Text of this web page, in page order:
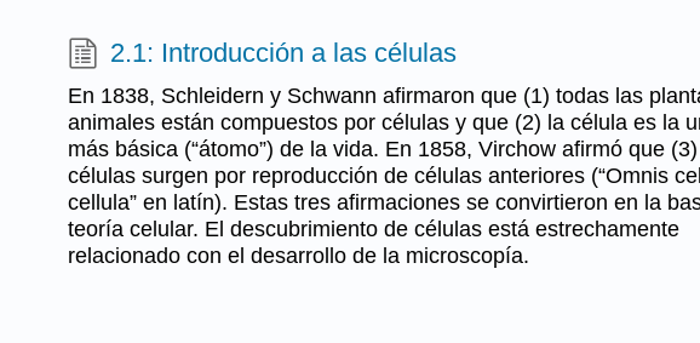
2.1: Introducción a las células
En 1838, Schleidern y Schwann afirmaron que (1) todas las
animales están compuestos por células y que (2) la célula es la
más básica (“átomo”) de la vida. En 1858, Virchow afirmó que
células surgen por reproducción de células anteriores (“Omnis
cellula” en latín). Estas tres afirmaciones se convirtieron en la
teoría celular. El descubrimiento de células está estrechamente
relacionado con el desarrollo de la microscopía.